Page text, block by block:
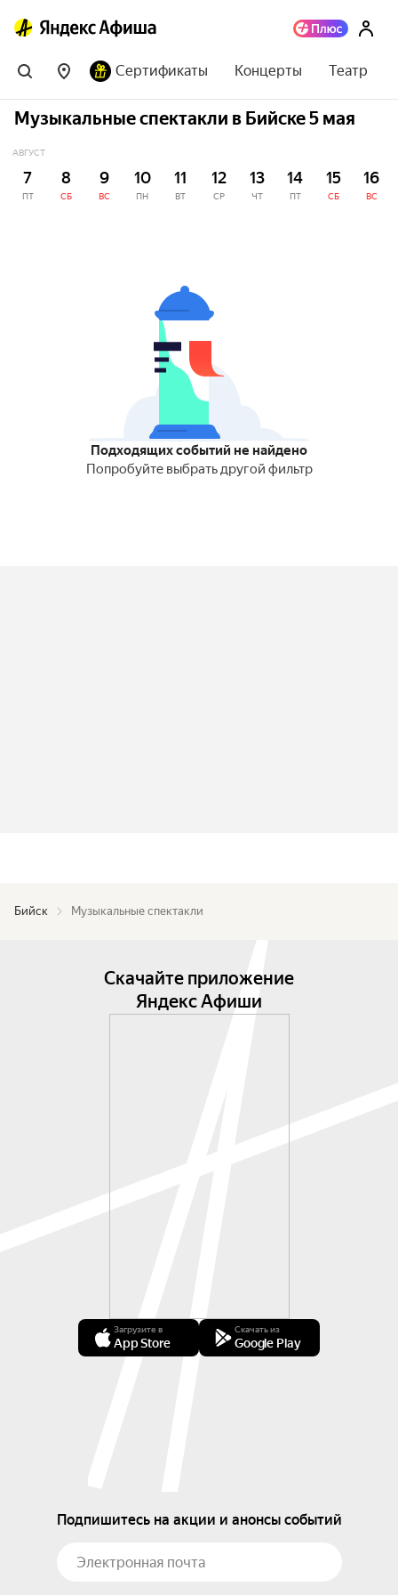
Сертификаты Концерты Театр
Музыкальные спектакли в Бийске 5 мая
АВГУСТ
7
ПТ
8
СБ
9
ВС
10
ПН
11
ВТ
12
СР
13
ЧТ
14
ПТ
15
СБ
16
ВС
Подходящих событий не найдено
Попробуйте выбрать другой фильтр
Бийск Музыкальные спектакли
Скачайте приложение
Яндекс Афиши
Загрузите в
App Store
Скачать из
Google Play
Подпишитесь на акции и анонсы событий